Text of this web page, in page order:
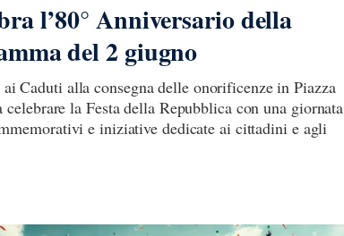
l’80° Anniversario della
del 2 giugno
Caduti alla consegna delle onorificenze in Piazza
la Festa della Repubblica con una giornata
e iniziative dedicate ai cittadini e agli